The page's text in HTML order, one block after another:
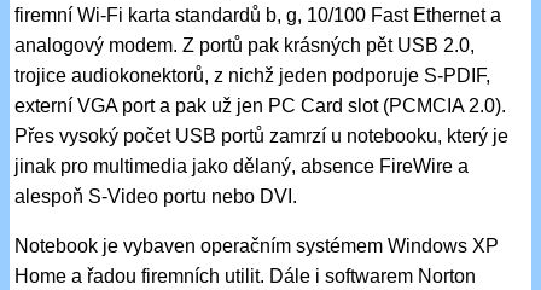
firemní Wi-Fi karta standardů b, g, 10/100 Fast Ethernet a
analogový modem. Z portů pak krásných pět USB 2.0,
trojice audiokonektorů, z nichž jeden podporuje S-PDIF,
externí VGA port a pak už jen PC Card slot (PCMCIA 2.0).
Přes vysoký počet USB portů zamrzí u notebooku, který je
jinak pro multimedia jako dělaný, absence FireWire a
alespoň S-Video portu nebo DVI.
Notebook je vybaven operačním systémem Windows XP
Home a řadou firemních utilit. Dále i softwarem Norton